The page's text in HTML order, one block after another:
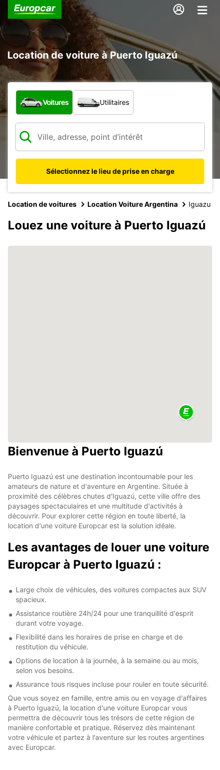
Location de voiture à Puerto Iguazú
Quel type de véhicule ?
Voitures Utilitaires
Sélectionnez le lieu de prise en charge
Location de voitures Location Voiture Argentina Iguazu
Louez une voiture à Puerto Iguazú
Bienvenue à Puerto Iguazú
Puerto Iguazú est une destination incontournable pour les
amateurs de nature et d'aventure en Argentine. Située à
proximité des célèbres chutes d'Iguazú, cette ville offre des
paysages spectaculaires et une multitude d'activités à
découvrir. Pour explorer cette région en toute liberté, la
location d'une voiture Europcar est la solution idéale.
Les avantages de louer une voiture
Europcar à Puerto Iguazú :
Large choix de véhicules, des voitures compactes aux SUV
spacieux.
Assistance routière 24h/24 pour une tranquillité d'esprit
durant votre voyage.
Flexibilité dans les horaires de prise en charge et de
restitution du véhicule.
Options de location à la journée, à la semaine ou au mois,
selon vos besoins.
Assurance tous risques incluse pour rouler en toute sécurité.
Que vous soyez en famille, entre amis ou en voyage d'affaires
à Puerto Iguazú, la location d'une voiture Europcar vous
permettra de découvrir tous les trésors de cette région de
manière confortable et pratique. Réservez dès maintenant
votre véhicule et partez à l'aventure sur les routes argentines
avec Europcar.